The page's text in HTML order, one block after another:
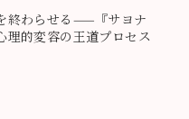
終わらせる——『サヨナ
理的変容の王道プロセス